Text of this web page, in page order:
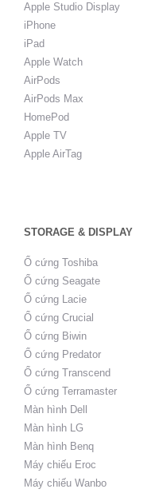
Apple Studio Display
iPhone
iPad
Apple Watch
AirPods
AirPods Max
HomePod
Apple TV
Apple AirTag
STORAGE & DISPLAY
Ổ cứng Toshiba
Ổ cứng Seagate
Ổ cứng Lacie
Ổ cứng Crucial
Ổ cứng Biwin
Ổ cứng Predator
Ổ cứng Transcend
Ổ cứng Terramaster
Màn hình Dell
Màn hình LG
Màn hình Benq
Máy chiếu Eroc
Máy chiếu Wanbo